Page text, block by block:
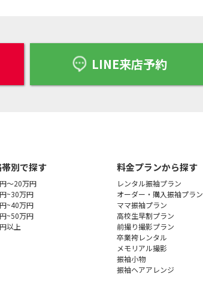
LINE来店予約
別で探す
～20万円
~30万円
~40万円
~50万円
以上
料金プランから探す
レンタル振袖プラン
オーダー・購入振袖プラン
ママ振袖プラン
高校生早割プラン
前撮り撮影プラン
卒業袴レンタル
メモリアル撮影
振袖小物
振袖ヘアアレンジ